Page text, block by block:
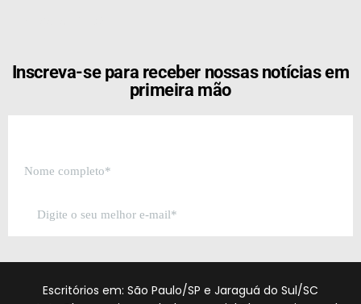
Inscreva-se para receber nossas notícias em
primeira mão
Escritórios em: São Paulo/SP e Jaraguá do Sul/SC